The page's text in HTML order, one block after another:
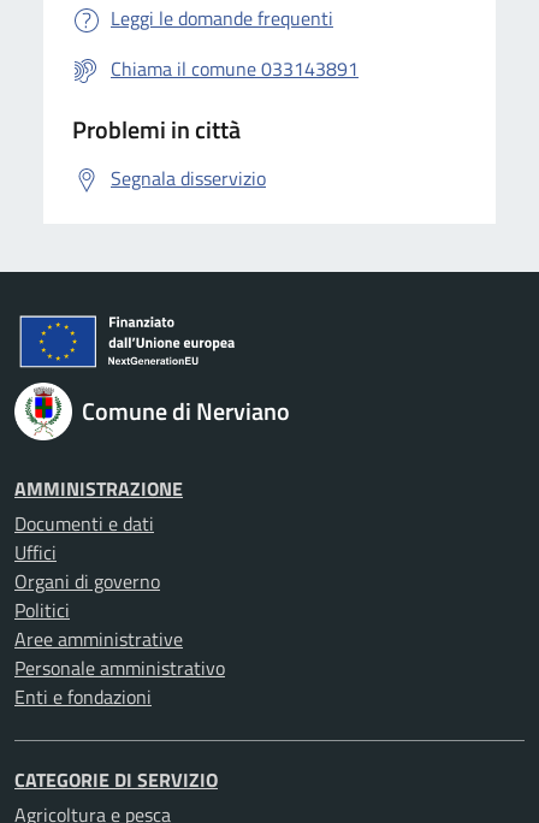
Leggi le domande frequenti
Chiama il comune 033143891
Problemi in città
Segnala disservizio
Comune di Nerviano
AMMINISTRAZIONE
Documenti e dati
Uffici
Organi di governo
Politici
Aree amministrative
Personale amministrativo
Enti e fondazioni
CATEGORIE DI SERVIZIO
Agricoltura e pesca